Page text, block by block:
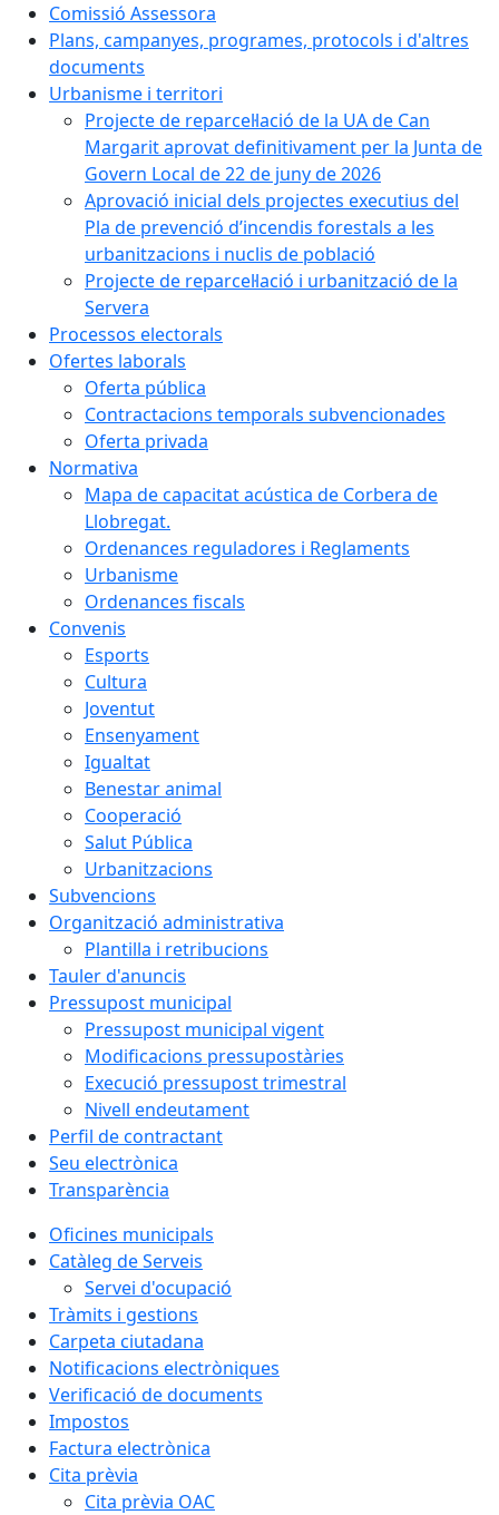
Comissió Assessora
Plans, campanyes, programes, protocols i d'altres
documents
Urbanisme i territori
Projecte de reparcel·lació de la UA de Can
Margarit aprovat definitivament per la Junta de
Govern Local de 22 de juny de 2026
Aprovació inicial dels projectes executius del
Pla de prevenció d’incendis forestals a les
urbanitzacions i nuclis de població
Projecte de reparcel·lació i urbanització de la
Servera
Processos electorals
Ofertes laborals
Oferta pública
Contractacions temporals subvencionades
Oferta privada
Normativa
Mapa de capacitat acústica de Corbera de
Llobregat.
Ordenances reguladores i Reglaments
Urbanisme
Ordenances fiscals
Convenis
Esports
Cultura
Joventut
Ensenyament
Igualtat
Benestar animal
Cooperació
Salut Pública
Urbanitzacions
Subvencions
Organització administrativa
Plantilla i retribucions
Tauler d'anuncis
Pressupost municipal
Pressupost municipal vigent
Modificacions pressupostàries
Execució pressupost trimestral
Nivell endeutament
Perfil de contractant
Seu electrònica
Transparència
Oficines municipals
Catàleg de Serveis
Servei d'ocupació
Tràmits i gestions
Carpeta ciutadana
Notificacions electròniques
Verificació de documents
Impostos
Factura electrònica
Cita prèvia
Cita prèvia OAC